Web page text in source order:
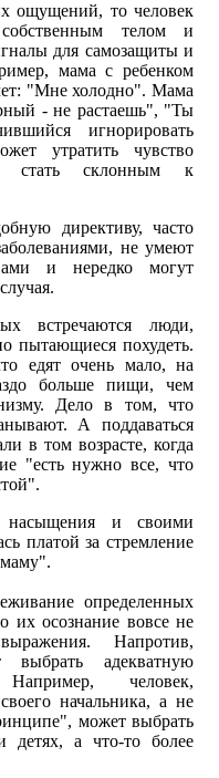
ощущений, то человек
телом и
для самозащиты и
мама с ребенком
"Мне холодно". Мама
- не растаешь", "Ты
игнорировать
утратить чувство
и стать склонным к
директиву, часто
не умеют
и нередко могут
встречаются люди,
пытающиеся похудеть.
едят очень мало, на
больше пищи, чем
Дело в том, что
А поддаваться
в том возрасте, когда
"есть нужно все, что
насыщения и своими
платой за стремление
определенных
их осознание вовсе не
Напротив,
выбрать адекватную
человек,
начальника, а не
может выбрать
а что-то более